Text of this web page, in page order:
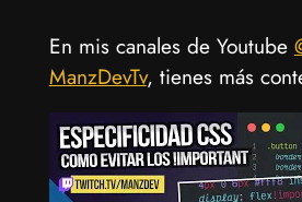
En mis canales de Youtube
ManzDevTv, tienes más